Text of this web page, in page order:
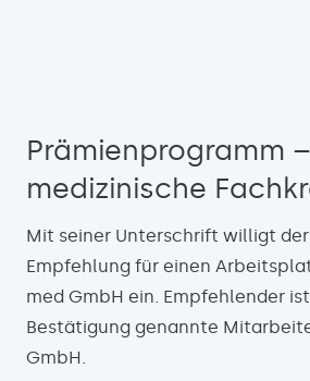
Prämienprogramm
medizinische
Mit seiner Unterschrift willigt
Empfehlung für einen
med GmbH ein. Empfehlender
Bestätigung genannte
GmbH.